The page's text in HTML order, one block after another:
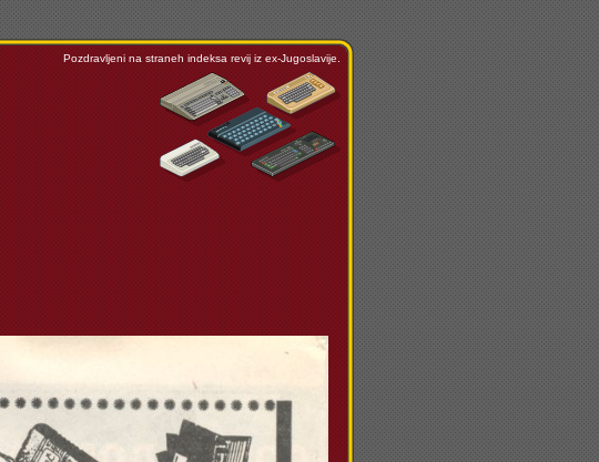
Pozdravljeni na straneh indeksa revij iz ex-Jugoslavije.